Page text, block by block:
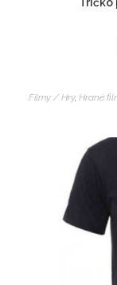
Filmy / Hry, Hrané